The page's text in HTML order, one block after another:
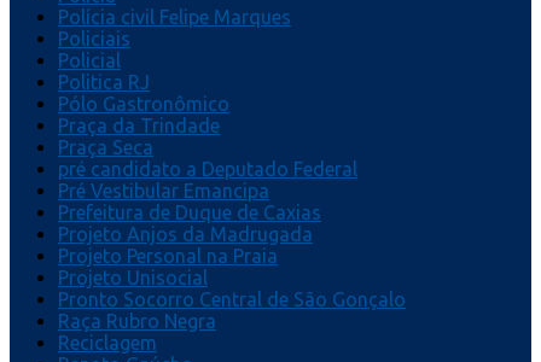
Polícia civil Felipe Marques
Policiais
Policial
Politica RJ
Pólo Gastronômico
Praça da Trindade
Praça Seca
pré candidato a Deputado Federal
Pré Vestibular Emancipa
Prefeitura de Duque de Caxias
Projeto Anjos da Madrugada
Projeto Personal na Praia
Projeto Unisocial
Pronto Socorro Central de São Gonçalo
Raça Rubro Negra
Reciclagem